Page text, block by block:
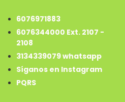
6076971883
6076344000 Ext. 2107 -
2108
3134339079 whatsapp
Síganos en Instagram
PQRS